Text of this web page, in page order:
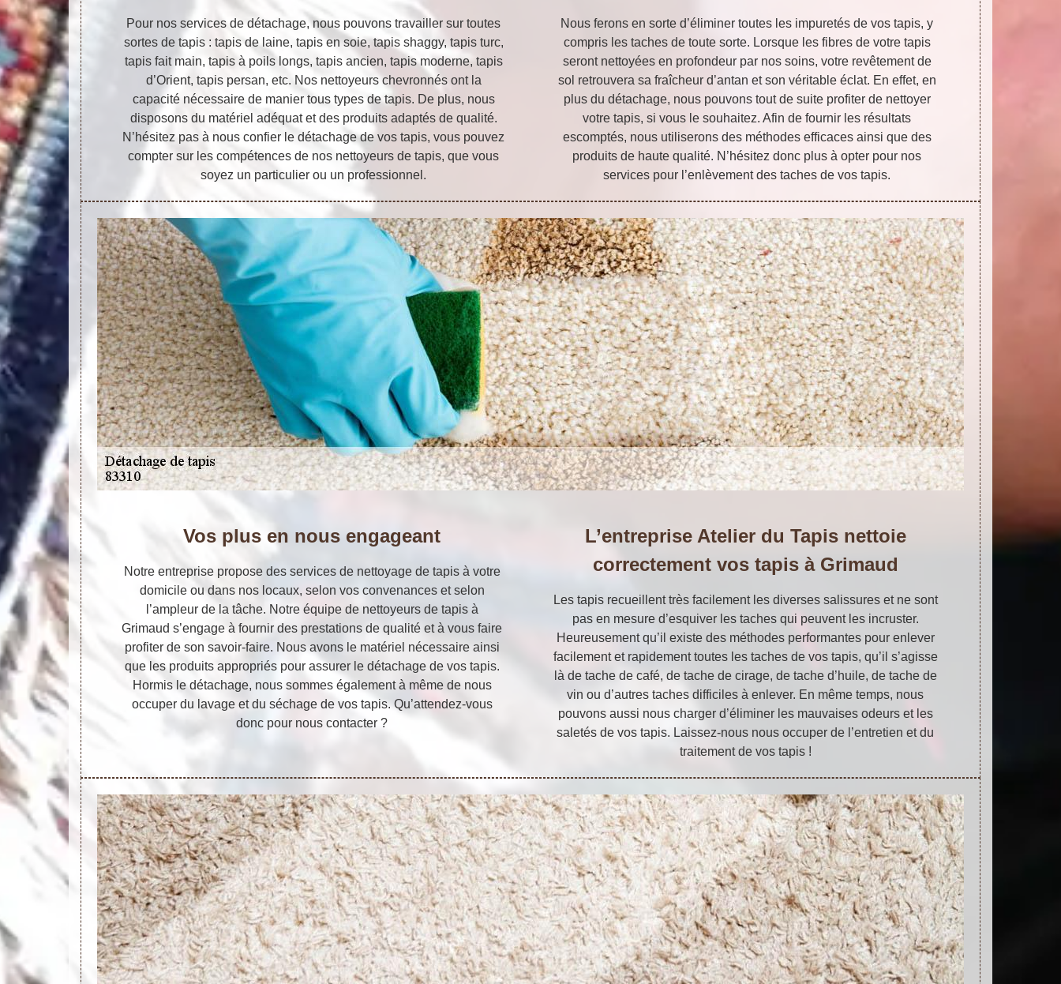
Pour nos services de détachage, nous pouvons travailler sur toutes
sortes de tapis : tapis de laine, tapis en soie, tapis shaggy, tapis turc,
tapis fait main, tapis à poils longs, tapis ancien, tapis moderne, tapis
d’Orient, tapis persan, etc. Nos nettoyeurs chevronnés ont la
capacité nécessaire de manier tous types de tapis. De plus, nous
disposons du matériel adéquat et des produits adaptés de qualité.
N’hésitez pas à nous confier le détachage de vos tapis, vous pouvez
compter sur les compétences de nos nettoyeurs de tapis, que vous
soyez un particulier ou un professionnel.
Nous ferons en sorte d’éliminer toutes les impuretés de vos tapis, y
compris les taches de toute sorte. Lorsque les fibres de votre tapis
seront nettoyées en profondeur par nos soins, votre revêtement de
sol retrouvera sa fraîcheur d’antan et son véritable éclat. En effet, en
plus du détachage, nous pouvons tout de suite profiter de nettoyer
votre tapis, si vous le souhaitez. Afin de fournir les résultats
escomptés, nous utiliserons des méthodes efficaces ainsi que des
produits de haute qualité. N’hésitez donc plus à opter pour nos
services pour l’enlèvement des taches de vos tapis.
Vos plus en nous engageant
Notre entreprise propose des services de nettoyage de tapis à votre
domicile ou dans nos locaux, selon vos convenances et selon
l’ampleur de la tâche. Notre équipe de nettoyeurs de tapis à
Grimaud s’engage à fournir des prestations de qualité et à vous faire
profiter de son savoir-faire. Nous avons le matériel nécessaire ainsi
que les produits appropriés pour assurer le détachage de vos tapis.
Hormis le détachage, nous sommes également à même de nous
occuper du lavage et du séchage de vos tapis. Qu’attendez-vous
donc pour nous contacter ?
L’entreprise Atelier du Tapis nettoie
correctement vos tapis à Grimaud
Les tapis recueillent très facilement les diverses salissures et ne sont
pas en mesure d’esquiver les taches qui peuvent les incruster.
Heureusement qu’il existe des méthodes performantes pour enlever
facilement et rapidement toutes les taches de vos tapis, qu’il s’agisse
là de tache de café, de tache de cirage, de tache d’huile, de tache de
vin ou d’autres taches difficiles à enlever. En même temps, nous
pouvons aussi nous charger d’éliminer les mauvaises odeurs et les
saletés de vos tapis. Laissez-nous nous occuper de l’entretien et du
traitement de vos tapis !